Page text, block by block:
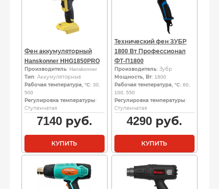
Фен аккумуляторный
Hanskonner HHG1850PRO
Производитель: Hanskonner
Тип: Аккумуляторные
Рабочая температура, °C: 30,
500
Регулировка температуры:
Ступенчатая
7140руб.
КУПИТЬ
Технический фен ЗУБР
1800 Вт Профессионал
ФТ-П1800
Производитель: Зубр
Мощность, Вт: 1800
Рабочая температура, °C: 60,
100, 550
Регулировка температуры:
Ступенчатая
4290руб.
КУПИТЬ